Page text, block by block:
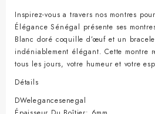
Inspirez-vous a travers nos montres
Élégance Sénégal présente ses
Blanc doré coquille d’œuf et un
indéniablement élégant. Cette montre
tous les jours, votre humeur et votre
Détails
DWelegancesenegal